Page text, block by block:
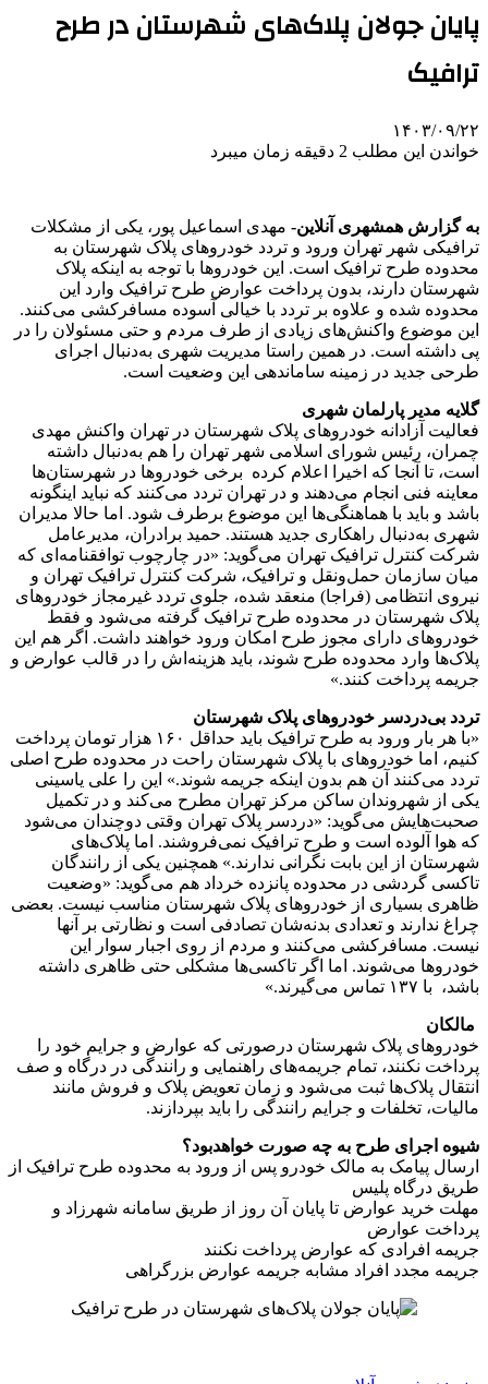
پایان جولان پلاک‌های شهرستان در طرح
ترافیک
۱۴۰۳/۰۹/۲۲
خواندن این مطلب 2 دقیقه زمان میبرد
به گزارش همشهری آنلاین- مهدی اسماعیل پور، یکی از مشکلات
ترافیکی شهر تهران ورود و تردد خودروهای پلاک شهرستان به
محدوده طرح ترافیک است. این خودروها با توجه به اینکه پلاک
شهرستان دارند، بدون پرداخت عوارض طرح ترافیک وارد این
محدوده شده و علاوه بر تردد با خیالی آسوده مسافرکشی می‌کنند.
این موضوع واکنش‌های زیادی از طرف مردم و حتی مسئولان را در
پی داشته است. در همین راستا مدیریت شهری به‌دنبال اجرای
طرحی جدید در زمینه ساماندهی این وضعیت است.
گلایه مدیر پارلمان شهری
فعالیت آزادانه خودروهای پلاک شهرستان در تهران واکنش مهدی
چمران، رئیس شورای اسلامی شهر تهران را هم به‌دنبال داشته
است، تا آنجا که اخیرا اعلام کرده ‌ برخی خودروها در شهرستان‌ها
معاینه فنی انجام می‌دهند و در تهران تردد می‌کنند که نباید اینگونه
باشد و باید با هماهنگی‌ها این موضوع برطرف شود. اما حالا مدیران
شهری به‌دنبال راهکاری جدید هستند. حمید برادران، مدیرعامل
شرکت کنترل ترافیک تهران می‌گوید: «در چارچوب توافقنامه‌ای که
میان سازمان حمل‌ونقل و ترافیک، شرکت کنترل ترافیک تهران و
نیروی انتظامی (فراجا) منعقد شده، جلوی تردد غیرمجاز خودروهای
پلاک شهرستان در محدوده طرح ترافیک گرفته می‌شود و فقط
خودروهای دارای مجوز طرح امکان ورود خواهند داشت. اگر هم این
پلاک‌ها وارد محدوده طرح شوند، باید هزینه‌اش را در قالب عوارض و
جریمه پرداخت کنند.»
تردد بی‌دردسر خودروهای پلاک‌ شهرستان
«با هر بار ورود به طرح ترافیک باید حداقل ۱۶۰ هزار تومان پرداخت
کنیم، اما خودروهای با پلاک شهرستان راحت در محدوده طرح اصلی
تردد می‌کنند آن هم بدون اینکه جریمه شوند.» این را علی یاسینی
یکی از شهروندان ساکن مرکز تهران مطرح می‌کند و در تکمیل
صحبت‌هایش می‌گوید: «دردسر پلاک تهران وقتی دوچندان می‌شود
که هوا آلوده است و طرح ترافیک نمی‌فروشند. اما پلاک‌های
شهرستان از این بابت نگرانی ندارند.» همچنین یکی از رانندگان
تاکسی گردشی در محدوده پانزده خرداد هم می‌گوید: «وضعیت
ظاهری بسیاری از خودروهای پلاک شهرستان مناسب نیست. بعضی
چراغ ندارند و تعدادی بدنه‌شان تصادفی است و نظارتی بر آنها
نیست. مسافرکشی می‌کنند و مردم از روی اجبار سوار این
خودروها می‌شوند. اما اگر تاکسی‌ها مشکلی حتی ظاهری داشته
باشد، ‌ با ۱۳۷ تماس می‌گیرند.»
‌ مالکان
خودروهای پلاک شهرستان درصورتی که عوارض و جرایم خود را
پرداخت نکنند، تمام جریمه‌های راهنمایی و رانندگی در درگاه و صف
انتقال پلاک‌ها ثبت می‌شود و زمان تعویض پلاک و فروش مانند
مالیات، تخلفات و جرایم رانندگی را باید بپردازند.
شیوه اجرای طرح به چه صورت خواهدبود؟
ارسال پیامک به مالک خودرو پس از ورود به محدوده طرح ترافیک از
طریق درگاه پلیس
مهلت خرید عوارض تا پایان آن روز از طریق سامانه شهرزاد و
پرداخت عوارض
جریمه افرادی که عوارض پرداخت نکنند
جریمه مجدد افراد مشابه جریمه عوارض بزرگراهی